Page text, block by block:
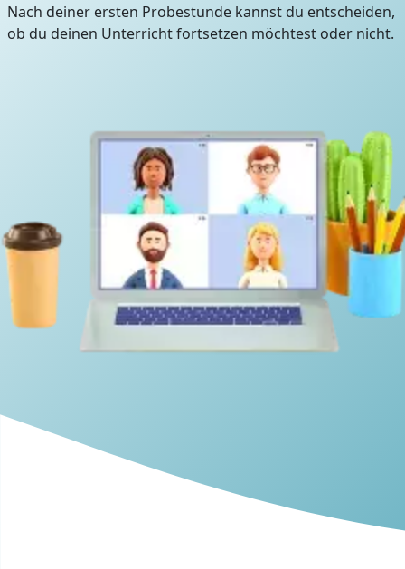
Nach deiner ersten Probestunde kannst du entscheiden,
ob du deinen Unterricht fortsetzen möchtest oder nicht.